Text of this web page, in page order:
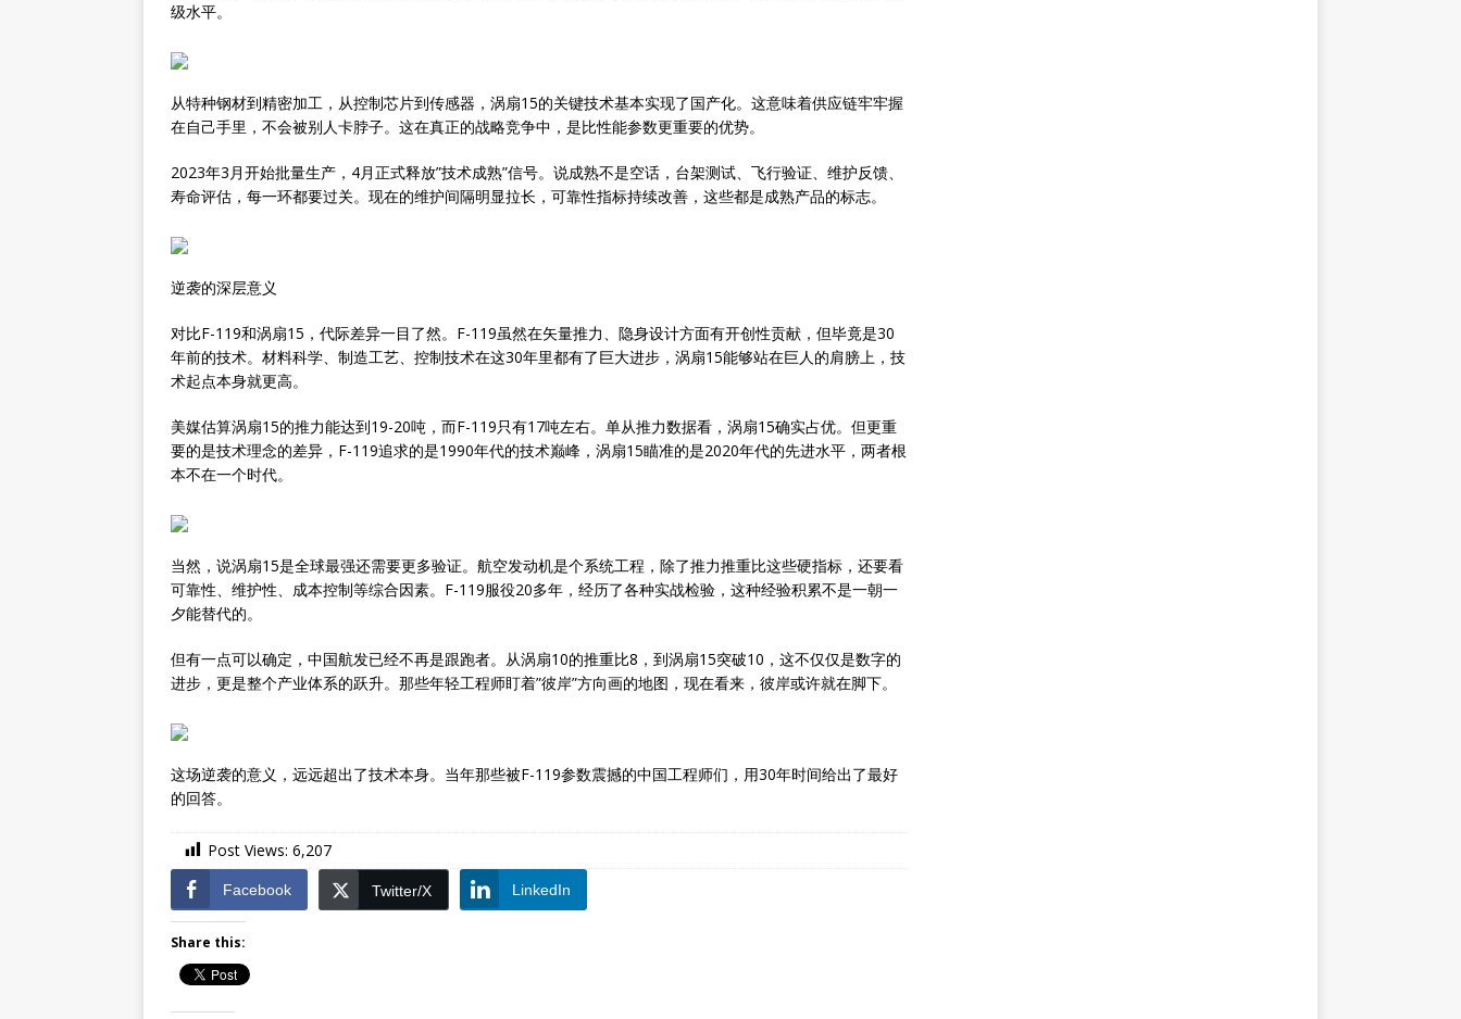
级水平。
从特种钢材到精密加工，从控制芯片到传感器，涡扇15的关键技术基本实现了国产化。这意味着供应链牢牢握
在自己手里，不会被别人卡脖子。这在真正的战略竞争中，是比性能参数更重要的优势。
2023年3月开始批量生产，4月正式释放”技术成熟”信号。说成熟不是空话，台架测试、飞行验证、维护反馈、
寿命评估，每一环都要过关。现在的维护间隔明显拉长，可靠性指标持续改善，这些都是成熟产品的标志。
逆袭的深层意义
对比F-119和涡扇15，代际差异一目了然。F-119虽然在矢量推力、隐身设计方面有开创性贡献，但毕竟是30
年前的技术。材料科学、制造工艺、控制技术在这30年里都有了巨大进步，涡扇15能够站在巨人的肩膀上，技
术起点本身就更高。
美媒估算涡扇15的推力能达到19-20吨，而F-119只有17吨左右。单从推力数据看，涡扇15确实占优。但更重
要的是技术理念的差异，F-119追求的是1990年代的技术巅峰，涡扇15瞄准的是2020年代的先进水平，两者根
本不在一个时代。
当然，说涡扇15是全球最强还需要更多验证。航空发动机是个系统工程，除了推力推重比这些硬指标，还要看
可靠性、维护性、成本控制等综合因素。F-119服役20多年，经历了各种实战检验，这种经验积累不是一朝一
夕能替代的。
但有一点可以确定，中国航发已经不再是跟跑者。从涡扇10的推重比8，到涡扇15突破10，这不仅仅是数字的
进步，更是整个产业体系的跃升。那些年轻工程师盯着”彼岸”方向画的地图，现在看来，彼岸或许就在脚下。
这场逆袭的意义，远远超出了技术本身。当年那些被F-119参数震撼的中国工程师们，用30年时间给出了最好
的回答。
Post Views: 6,207
Facebook Twitter/X LinkedIn
Share this: